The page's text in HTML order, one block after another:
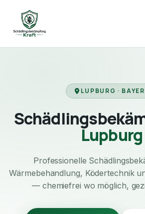
LUPBURG ·
Lupburg
Professionelle
Wärmebehandlung, Ködertechnik
— chemiefrei wo möglich,